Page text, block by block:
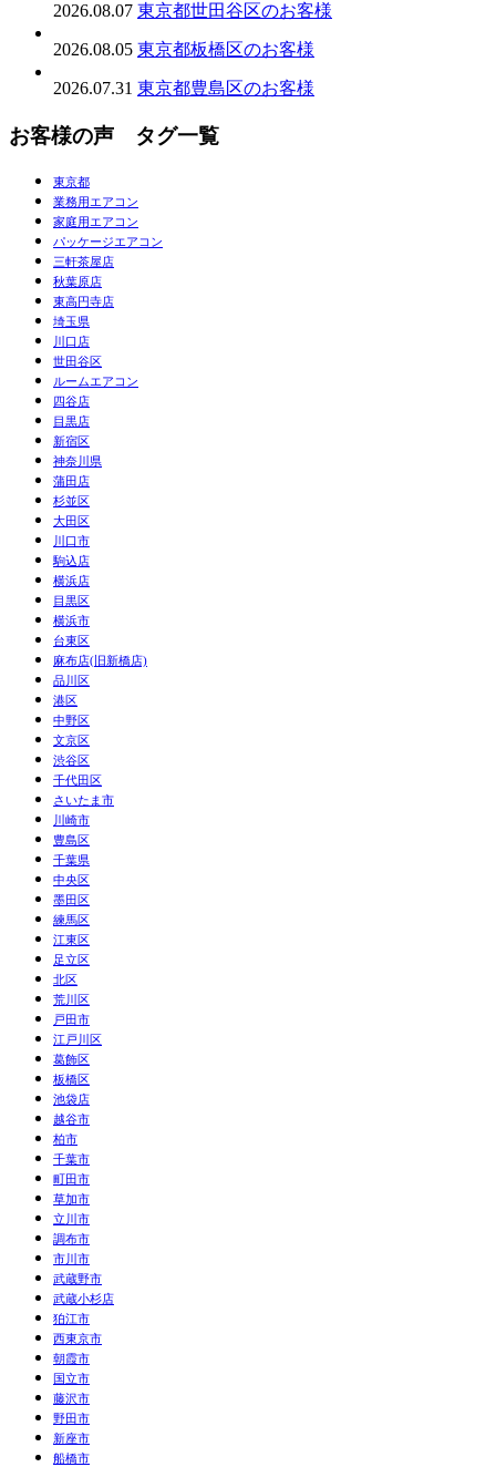
2026.08.07 東京都世田谷区のお客様
2026.08.05 東京都板橋区のお客様
2026.07.31 東京都豊島区のお客様
お客様の声 タグ一覧
東京都
業務用エアコン
家庭用エアコン
パッケージエアコン
三軒茶屋店
秋葉原店
東高円寺店
埼玉県
川口店
世田谷区
ルームエアコン
四谷店
目黒店
新宿区
神奈川県
蒲田店
杉並区
大田区
川口市
駒込店
横浜店
目黒区
横浜市
台東区
麻布店(旧新橋店)
品川区
港区
中野区
文京区
渋谷区
千代田区
さいたま市
川崎市
豊島区
千葉県
中央区
墨田区
練馬区
江東区
足立区
北区
荒川区
戸田市
江戸川区
葛飾区
板橋区
池袋店
越谷市
柏市
千葉市
町田市
草加市
立川市
調布市
市川市
武蔵野市
武蔵小杉店
狛江市
西東京市
朝霞市
国立市
藤沢市
野田市
新座市
船橋市